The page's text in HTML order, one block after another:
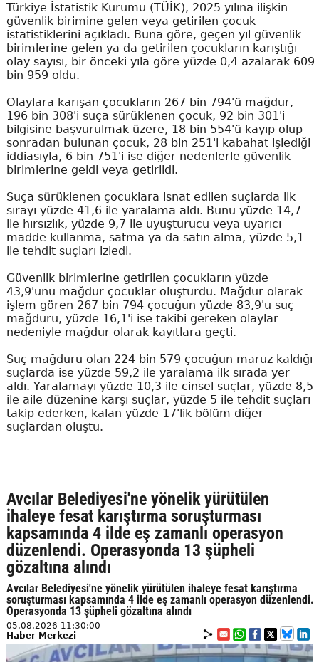
Türkiye İstatistik Kurumu (TÜİK), 2025 yılına ilişkin
güvenlik birimine gelen veya getirilen çocuk
istatistiklerini açıkladı. Buna göre, geçen yıl güvenlik
birimlerine gelen ya da getirilen çocukların karıştığı
olay sayısı, bir önceki yıla göre yüzde 0,4 azalarak 609
bin 959 oldu.
Olaylara karışan çocukların 267 bin 794'ü mağdur,
196 bin 308'i suça sürüklenen çocuk, 92 bin 301'i
bilgisine başvurulmak üzere, 18 bin 554'ü kayıp olup
sonradan bulunan çocuk, 28 bin 251'i kabahat işlediği
iddiasıyla, 6 bin 751'i ise diğer nedenlerle güvenlik
birimlerine geldi veya getirildi.
Suça sürüklenen çocuklara isnat edilen suçlarda ilk
sırayı yüzde 41,6 ile yaralama aldı. Bunu yüzde 14,7
ile hırsızlık, yüzde 9,7 ile uyuşturucu veya uyarıcı
madde kullanma, satma ya da satın alma, yüzde 5,1
ile tehdit suçları izledi.
Güvenlik birimlerine getirilen çocukların yüzde
43,9'unu mağdur çocuklar oluşturdu. Mağdur olarak
işlem gören 267 bin 794 çocuğun yüzde 83,9'u suç
mağduru, yüzde 16,1'i ise takibi gereken olaylar
nedeniyle mağdur olarak kayıtlara geçti.
Suç mağduru olan 224 bin 579 çocuğun maruz kaldığı
suçlarda ise yüzde 59,2 ile yaralama ilk sırada yer
aldı. Yaralamayı yüzde 10,3 ile cinsel suçlar, yüzde 8,5
ile aile düzenine karşı suçlar, yüzde 5 ile tehdit suçları
takip ederken, kalan yüzde 17'lik bölüm diğer
suçlardan oluştu.
Avcılar Belediyesi'ne yönelik yürütülen
ihaleye fesat karıştırma soruşturması
kapsamında 4 ilde eş zamanlı operasyon
düzenlendi. Operasyonda 13 şüpheli
gözaltına alındı
Avcılar Belediyesi'ne yönelik yürütülen ihaleye fesat karıştırma
soruşturması kapsamında 4 ilde eş zamanlı operasyon düzenlendi.
Operasyonda 13 şüpheli gözaltına alındı
05.08.2026 11:30:00
Haber Merkezi